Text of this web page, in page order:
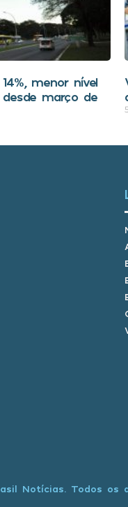
menor nível
março de
Notícias. Todos os